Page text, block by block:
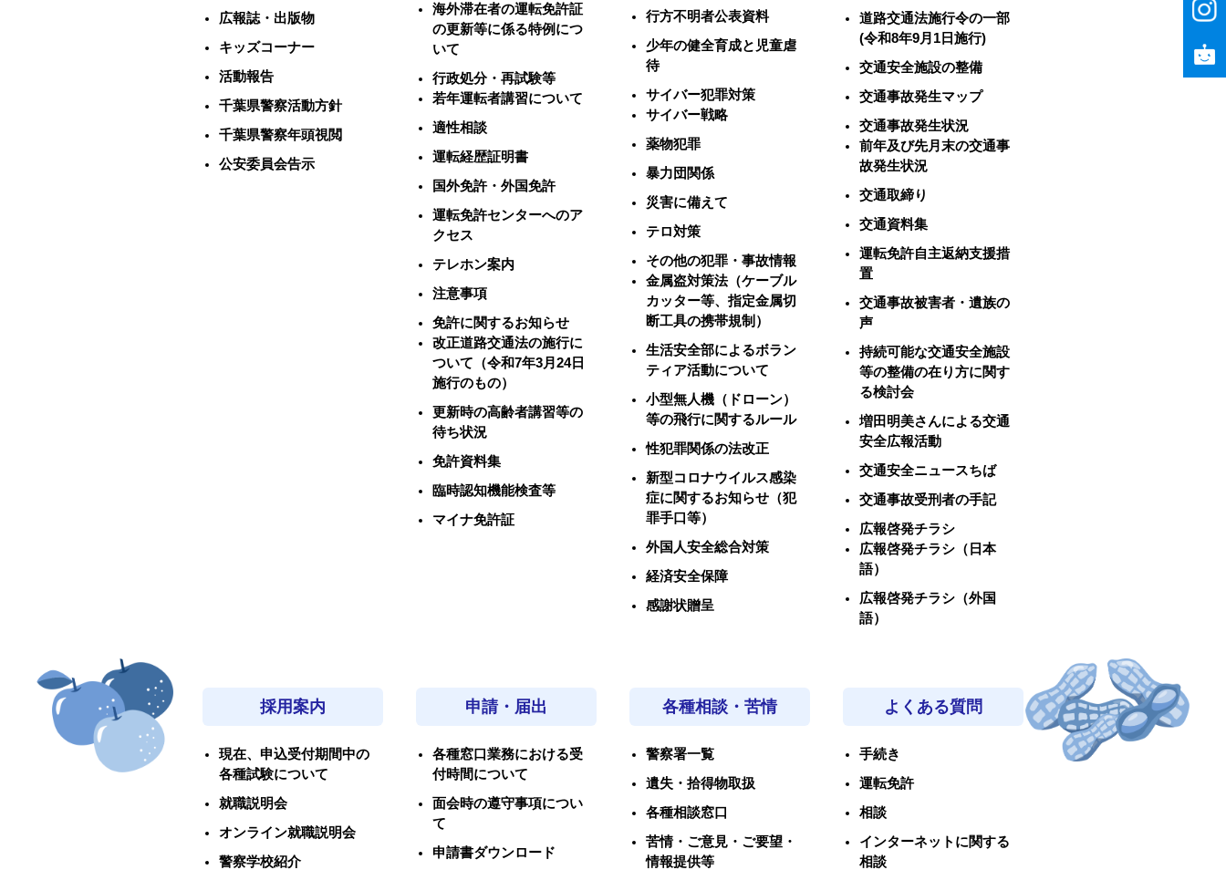
広報誌・出版物
キッズコーナー
活動報告
千葉県警察活動方針
千葉県警察年頭視閲
公安委員会告示
海外滞在者の運転免許証
の更新等に係る特例につ
いて
行政処分・再試験等
若年運転者講習について
適性相談
運転経歴証明書
国外免許・外国免許
運転免許センターへのア
クセス
テレホン案内
注意事項
免許に関するお知らせ
改正道路交通法の施行に
ついて（令和7年3月24日
施行のもの）
更新時の高齢者講習等の
待ち状況
免許資料集
臨時認知機能検査等
マイナ免許証
行方不明者公表資料
少年の健全育成と児童虐
待
サイバー犯罪対策
サイバー戦略
薬物犯罪
暴力団関係
災害に備えて
テロ対策
その他の犯罪・事故情報
金属盗対策法（ケーブル
カッター等、指定金属切
断工具の携帯規制）
生活安全部によるボラン
ティア活動について
小型無人機（ドローン）
等の飛行に関するルール
性犯罪関係の法改正
新型コロナウイルス感染
症に関するお知らせ（犯
罪手口等）
外国人安全総合対策
経済安全保障
感謝状贈呈
道路交通法施行令の一部
(令和8年9月1日施行)
交通安全施設の整備
交通事故発生マップ
交通事故発生状況
前年及び先月末の交通事
故発生状況
交通取締り
交通資料集
運転免許自主返納支援措
置
交通事故被害者・遺族の
声
持続可能な交通安全施設
等の整備の在り方に関す
る検討会
増田明美さんによる交通
安全広報活動
交通安全ニュースちば
交通事故受刑者の手記
広報啓発チラシ
広報啓発チラシ（日本
語）
広報啓発チラシ（外国
語）
採用案内
現在、申込受付期間中の
各種試験について
就職説明会
オンライン就職説明会
警察学校紹介
申請・届出
各種窓口業務における受
付時間について
面会時の遵守事項につい
て
申請書ダウンロード
各種相談・苦情
警察署一覧
遺失・拾得物取扱
各種相談窓口
苦情・ご意見・ご要望・
情報提供等
よくある質問
手続き
運転免許
相談
インターネットに関する
相談